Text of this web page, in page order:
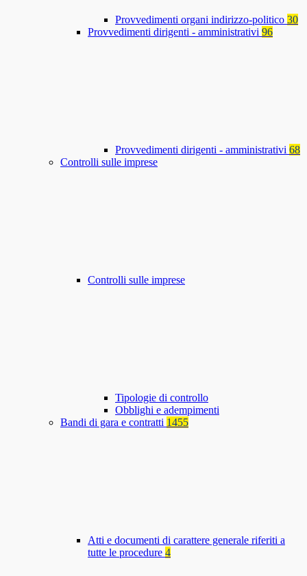
Provvedimenti organi indirizzo-politico 30
Provvedimenti dirigenti - amministrativi 96
Provvedimenti dirigenti - amministrativi 68
Controlli sulle imprese
Controlli sulle imprese
Tipologie di controllo
Obblighi e adempimenti
Bandi di gara e contratti 1455
Atti e documenti di carattere generale riferiti a
tutte le procedure 4